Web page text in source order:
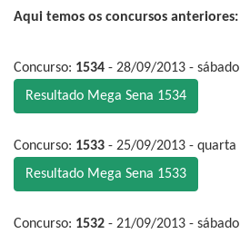
Aqui temos os concursos anteriores:
Concurso: 1534 - 28/09/2013 - sábado
Resultado Mega Sena 1534
Concurso: 1533 - 25/09/2013 - quarta
Resultado Mega Sena 1533
Concurso: 1532 - 21/09/2013 - sábado